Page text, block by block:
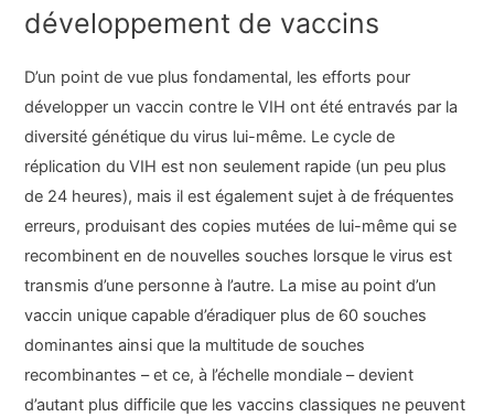
développement de vaccins
D’un point de vue plus fondamental, les efforts pour
développer un vaccin contre le VIH ont été entravés par la
diversité génétique du virus lui-même. Le cycle de
réplication du VIH est non seulement rapide (un peu plus
de 24 heures), mais il est également sujet à de fréquentes
erreurs, produisant des copies mutées de lui-même qui se
recombinent en de nouvelles souches lorsque le virus est
transmis d’une personne à l’autre. La mise au point d’un
vaccin unique capable d’éradiquer plus de 60 souches
dominantes ainsi que la multitude de souches
recombinantes – et ce, à l’échelle mondiale – devient
d’autant plus difficile que les vaccins classiques ne peuvent